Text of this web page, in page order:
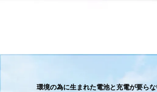
環境の為に生まれた電池と充電が要ら